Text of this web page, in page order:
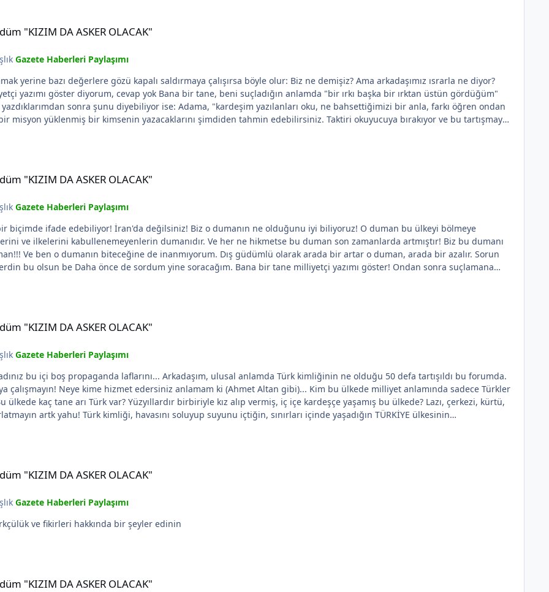
"KIZIM DA ASKER OLACAK"
Gazete Haberleri Paylaşımı
gözü kapalı saldırmaya çalışırsa böyle olur: Biz ne demişiz? Ama arkadaşımız ısrarla ne diyor?
ve "...ci" leri bırakın diyor... Ve
"KIZIM DA ASKER OLACAK"
Gazete Haberleri Paylaşımı
Biz o dumanın ne olduğunu iyi biliyoruz! O duman bu ülkeyi bölmeye
Ve her ne hikmetse bu duman son zamanlarda artmıştır! Biz bu dumanı
azalır. Sorun
yazımı göster! Ondan sonra suçlamana
"KIZIM DA ASKER OLACAK"
Gazete Haberleri Paylaşımı
ulusal anlamda Türk kimliğinin ne olduğu 50 defa tartışıldı bu forumda.
hizmet edersiniz anlamam ki (Ahmet Altan gibi)... Kim bu ülkede milliyet anlamında sadece Türkler
hizmet ve yalakalık etmek yerine) kendine başka ülke arar! Ben çerkesim, ama Türk vatandaşıyım. Aile
halkları tanımamamk bilmem nee...! Vazgeçi arttık anlayın ! Bu kadar mı zor yoksa para mı
farkı
"KIZIM DA ASKER OLACAK"
Gazete Haberleri Paylaşımı
Eeee ne var bunda biraz Atatürkçülük ve fikirleri hakkında bir şeyler edinin
"KIZIM DA ASKER OLACAK"